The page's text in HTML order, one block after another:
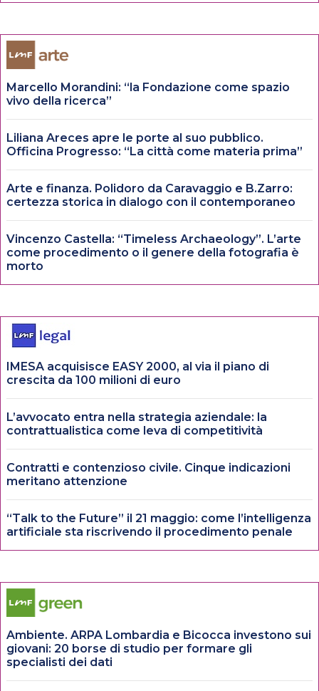
Marcello Morandini: “la Fondazione come spazio
vivo della ricerca”
Liliana Areces apre le porte al suo pubblico.
Officina Progresso: “La città come materia prima”
Arte e finanza. Polidoro da Caravaggio e B.Zarro:
certezza storica in dialogo con il contemporaneo
Vincenzo Castella: “Timeless Archaeology”. L’arte
come procedimento o il genere della fotografia è
morto
IMESA acquisisce EASY 2000, al via il piano di
crescita da 100 milioni di euro
L’avvocato entra nella strategia aziendale: la
contrattualistica come leva di competitività
Contratti e contenzioso civile. Cinque indicazioni
meritano attenzione
“Talk to the Future” il 21 maggio: come l’intelligenza
artificiale sta riscrivendo il procedimento penale
Ambiente. ARPA Lombardia e Bicocca investono sui
giovani: 20 borse di studio per formare gli
specialisti dei dati